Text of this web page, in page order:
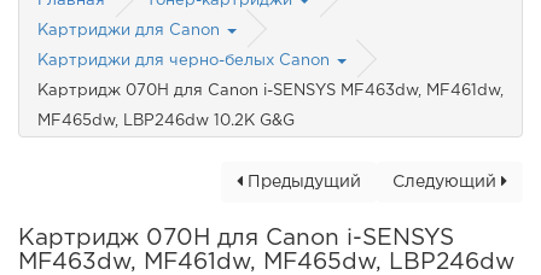
Картриджи для Canon
Картриджи для черно-белых Canon
Картридж 070H для Canon i-SENSYS MF463dw, MF461dw,
MF465dw, LBP246dw 10.2K G&G
Следующий
Предыдущий
Картридж 070H для Canon i-SENSYS
MF463dw, MF461dw, MF465dw, LBP246dw